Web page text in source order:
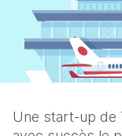
Une start-up de